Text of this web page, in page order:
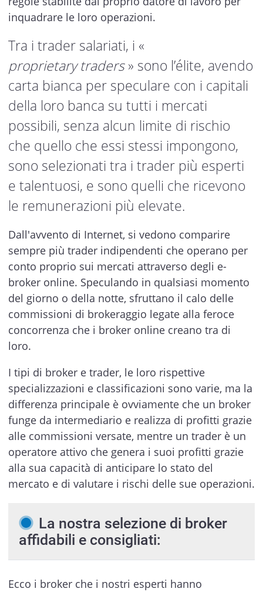
inquadrare le loro operazioni.
Tra i trader salariati, i «
proprietarytraders» sono l’élite, avendo
carta bianca per speculare con i capitali
della loro banca su tutti i mercati
possibili, senza alcun limite di rischio
che quello che essi stessi impongono,
sono selezionati tra i trader più esperti
e talentuosi, e sono quelli che ricevono
le remunerazioni più elevate.
Dall'avvento di Internet, si vedono comparire
sempre più trader indipendenti che operano per
conto proprio sui mercati attraverso degli e-
broker online. Speculando in qualsiasi momento
del giorno o della notte, sfruttano il calo delle
commissioni di brokeraggio legate alla feroce
concorrenza che i broker online creano tra di
loro.
I tipi di broker e trader, le loro rispettive
specializzazioni e classificazioni sono varie, ma la
differenza principale è ovviamente che un broker
funge da intermediario e realizza di profitti grazie
alle commissioni versate, mentre un trader è un
operatore attivo che genera i suoi profitti grazie
alla sua capacità di anticipare lo stato del
mercato e di valutare i rischi delle sue operazioni.
La nostra selezione di broker
affidabili e consigliati:
Ecco i broker che i nostri esperti hanno